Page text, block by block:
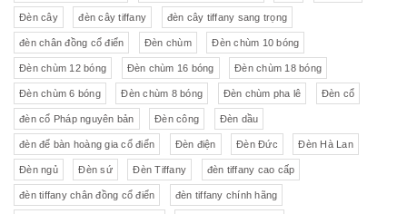
Đèn cây đèn cây tiffany đèn cây tiffany sang trọng
đèn chân đồng cổ điển Đèn chùm Đèn chùm 10 bóng
Đèn chùm 12 bóng Đèn chùm 16 bóng Đèn chùm 18 bóng
Đèn chùm 6 bóng Đèn chùm 8 bóng Đèn chùm pha lê Đèn cổ
đèn cổ Pháp nguyên bản Đèn công Đèn dầu
đèn để bàn hoàng gia cổ điển Đèn điện Đèn Đức Đèn Hà Lan
Đèn ngủ Đèn sứ Đèn Tiffany đèn tiffany cao cấp
đèn tiffany chân đồng cổ điển đèn tiffany chính hãng